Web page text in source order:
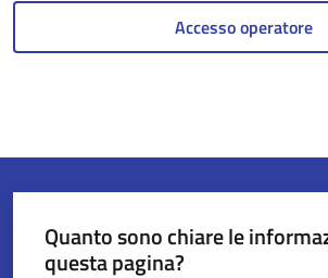
su
Accesso operatore
Quanto sono chiare le
questa pagina?